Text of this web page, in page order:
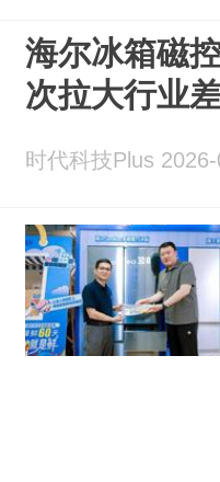
海尔冰箱磁
次拉大行业
时代科技Plus